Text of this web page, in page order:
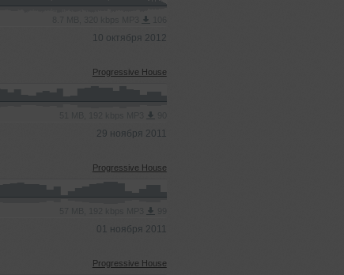
10 октября 2012
Progressive House
29 ноября 2011
Progressive House
01 ноября 2011
Progressive House